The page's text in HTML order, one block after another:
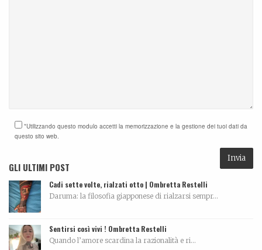
*Utilizzando questo modulo accetti la memorizzazione e la gestione dei tuoi dati da
questo sito web.
GLI ULTIMI POST
Cadi sette volte, rialzati otto | Ombretta Restelli
Daruma: la filosofia giapponese di rialzarsi sempr...
Sentirsi così vivi ! Ombretta Restelli
Quando l’amore scardina la razionalità e ri...